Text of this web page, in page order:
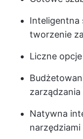
Inteligentna
tworzenie
Liczne
zarządzania
Natywna